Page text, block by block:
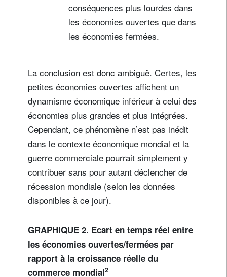
conséquences plus lourdes dans
les économies ouvertes que dans
les économies fermées.
La conclusion est donc ambiguë. Certes, les
petites économies ouvertes affichent un
dynamisme économique inférieur à celui des
économies plus grandes et plus intégrées.
Cependant, ce phénomène n’est pas inédit
dans le contexte économique mondial et la
guerre commerciale pourrait simplement y
contribuer sans pour autant déclencher de
récession mondiale (selon les données
disponibles à ce jour).
GRAPHIQUE 2. Ecart en temps réel entre
les économies ouvertes/fermées par
rapport à la croissance réelle du
commerce mondial2